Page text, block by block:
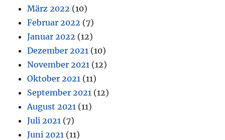
März 2022 (10)
Februar 2022 (7)
Januar 2022 (12)
Dezember 2021 (10)
November 2021 (12)
Oktober 2021 (11)
September 2021 (12)
August 2021 (11)
Juli 2021 (7)
Juni 2021 (11)